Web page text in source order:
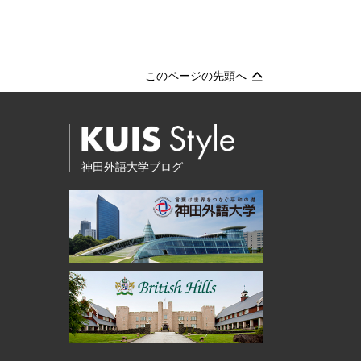
このページの先頭へ
神田外語大学ブログ